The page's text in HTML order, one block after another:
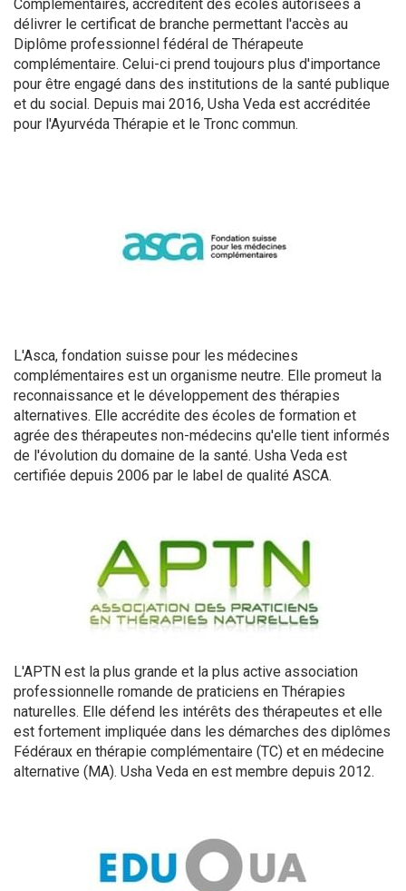
Complémentaires, accréditent des écoles autorisées à
délivrer le certificat de branche permettant l'accès au
Diplôme professionnel fédéral de Thérapeute
complémentaire. Celui-ci prend toujours plus d'importance
pour être engagé dans des institutions de la santé publique
et du social. Depuis mai 2016, Usha Veda est accréditée
pour l'Ayurvéda Thérapie et le Tronc commun.
L'Asca, fondation suisse pour les médecines
complémentaires est un organisme neutre. Elle promeut la
reconnaissance et le développement des thérapies
alternatives. Elle accrédite des écoles de formation et
agrée des thérapeutes non-médecins qu'elle tient informés
de l'évolution du domaine de la santé. Usha Veda est
certifiée depuis 2006 par le label de qualité ASCA.
L'APTN est la plus grande et la plus active association
professionnelle romande de praticiens en Thérapies
naturelles. Elle défend les intérêts des thérapeutes et elle
est fortement impliquée dans les démarches des diplômes
Fédéraux en thérapie complémentaire (TC) et en médecine
alternative (MA). Usha Veda en est membre depuis 2012.